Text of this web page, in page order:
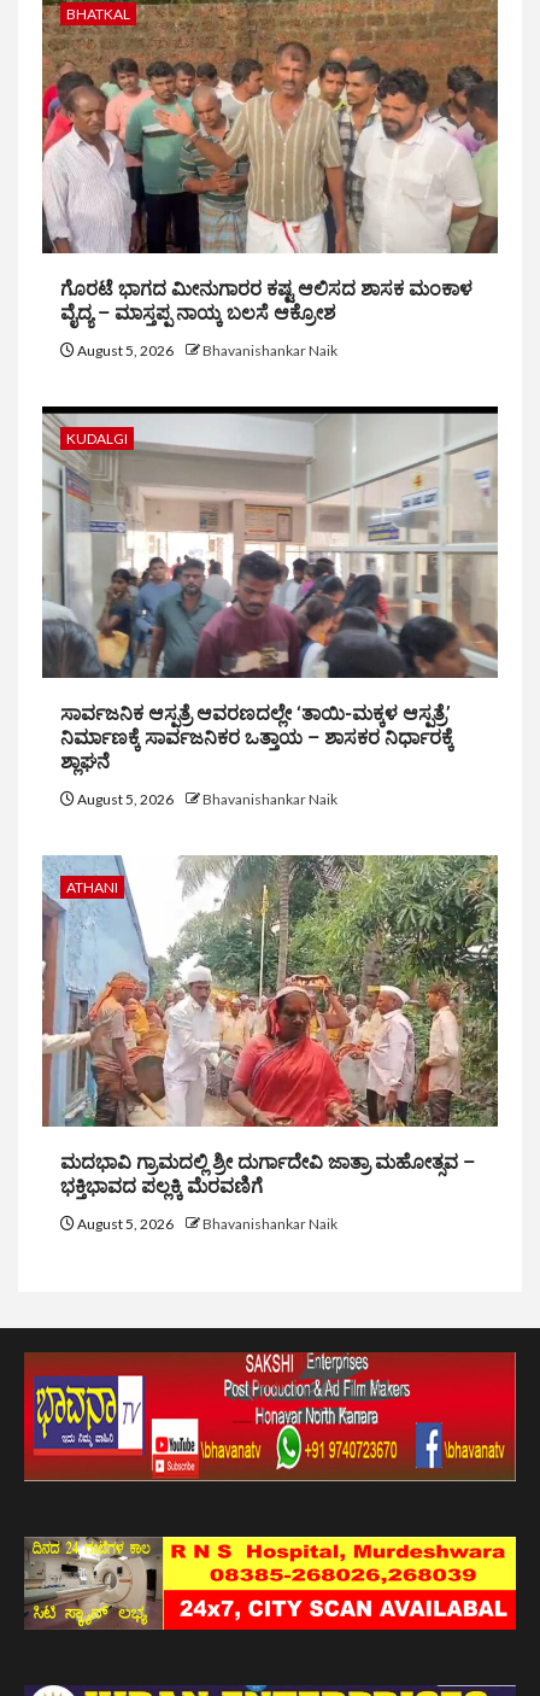
BHATKAL
ಗೊರಟೆ ಭಾಗದ ಮೀನುಗಾರರ ಕಷ್ಟ ಆಲಿಸದ ಶಾಸಕ ಮಂಕಾಳ
ವೈದ್ಯ – ಮಾಸ್ತಪ್ಪ ನಾಯ್ಕ ಬಲಸೆ ಆಕ್ರೋಶ
August 5, 2026 Bhavanishankar Naik
KUDALGI
ಸಾರ್ವಜನಿಕ ಆಸ್ಪತ್ರೆ ಆವರಣದಲ್ಲೇ ‘ತಾಯಿ-ಮಕ್ಕಳ ಆಸ್ಪತ್ರೆ’
ನಿರ್ಮಾಣಕ್ಕೆ ಸಾರ್ವಜನಿಕರ ಒತ್ತಾಯ – ಶಾಸಕರ ನಿರ್ಧಾರಕ್ಕೆ
ಶ್ಲಾಘನೆ
August 5, 2026 Bhavanishankar Naik
ATHANI
ಮದಭಾವಿ ಗ್ರಾಮದಲ್ಲಿ ಶ್ರೀ ದುರ್ಗಾದೇವಿ ಜಾತ್ರಾ ಮಹೋತ್ಸವ –
ಭಕ್ತಿಭಾವದ ಪಲ್ಲಕ್ಕಿ ಮೆರವಣಿಗೆ
August 5, 2026 Bhavanishankar Naik